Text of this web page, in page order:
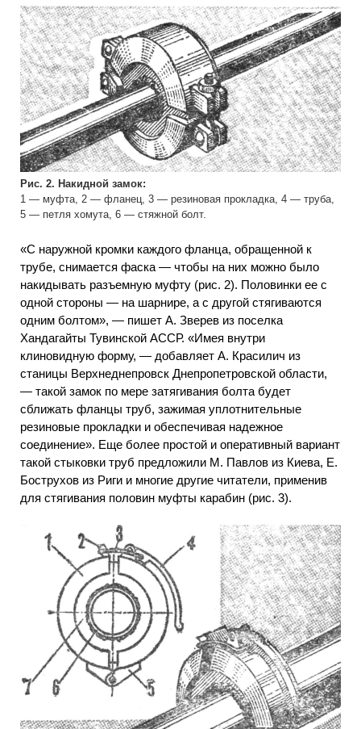
Рис. 2. Накидной замок:
1 — муфта, 2 — фланец, 3 — резиновая прокладка, 4 — труба,
5 — петля хомута, 6 — стяжной болт.
«С наружной кромки каждого фланца, обращенной к
трубе, снимается фаска — чтобы на них можно было
накидывать разъемную муфту (рис. 2). Половинки ее с
одной стороны — на шарнире, а с другой стягиваются
одним болтом», — пишет А. Зверев из поселка
Хандагайты Тувинской АССР. «Имея внутри
клиновидную форму, — добавляет А. Красилич из
станицы Верхнеднепровск Днепропетровской области,
— такой замок по мере затягивания болта будет
сближать фланцы труб, зажимая уплотнительные
резиновые прокладки и обеспечивая надежное
соединение». Еще более простой и оперативный вариант
такой стыковки труб предложили М. Павлов из Киева, Е.
Бострухов из Риги и многие другие читатели, применив
для стягивания половин муфты карабин (рис. 3).